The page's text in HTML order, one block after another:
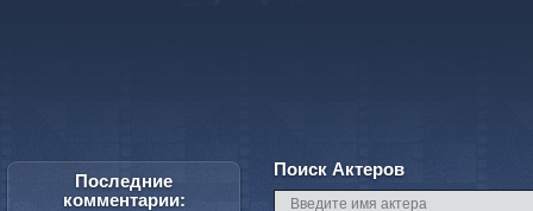
Поиск Актеров
Последние
комментарии: